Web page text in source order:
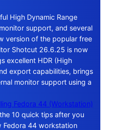
High Dynamic Range
support, and several
version of the popular free
Shotcut 26.6.25 is now
excellent HDR (High
export capabilities, brings
monitor support using a
Fedora 44 (Workstation)
10 quick tips after you
Fedora 44 workstation